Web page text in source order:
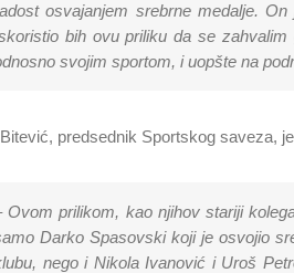
osvajanjem srebrne medalje.
bih ovu priliku da se
svojim sportom, i uopšte na
predsednik Sportskog saveza,
Ovom prilikom, kao njihov stariji
Darko Spasovski koji je osvojio
nego i Nikola Ivanović i Uroš